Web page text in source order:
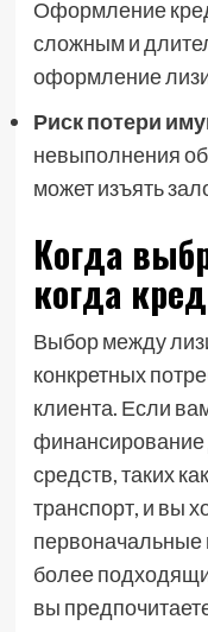
Оформление
сложным и
оформление
Риск потери
невыполнения
может изъять
Когда
когда
Выбор между
конкретных
клиента. Если
финансирование
средств, таких
транспорт, и вы
первоначальные
более
вы